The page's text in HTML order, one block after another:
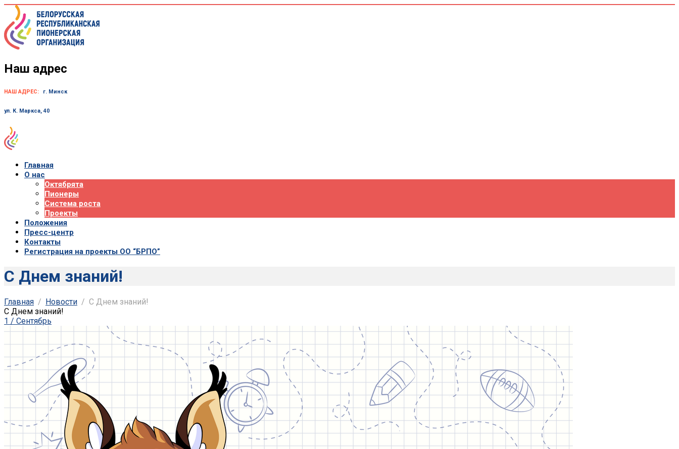
Skip
content
Наш адрес
НАШ АДРЕС: г. Минск
ул. К. Маркса, 40
Главная
О нас
Октябрята
Пионеры
Система роста
Проекты
Положения
Пресс-центр
Контакты
Регистрация на проекты ОО “БРПО”
C Днем знаний!
Главная Новости
C Днем знаний!
C Днем знаний!
1 / Сентябрь